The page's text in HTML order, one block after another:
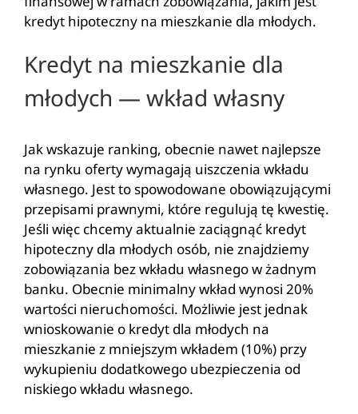
kredyt hipoteczny na mieszkanie dla młodych.
Kredyt na mieszkanie dla
młodych — wkład własny
Jak wskazuje ranking, obecnie nawet najlepsze
na rynku oferty wymagają uiszczenia wkładu
własnego. Jest to spowodowane obowiązującymi
przepisami prawnymi, które regulują tę kwestię.
Jeśli więc chcemy aktualnie zaciągnąć kredyt
hipoteczny dla młodych osób, nie znajdziemy
zobowiązania bez wkładu własnego w żadnym
banku. Obecnie minimalny wkład wynosi 20%
wartości nieruchomości. Możliwie jest jednak
wnioskowanie o kredyt dla młodych na
mieszkanie z mniejszym wkładem (10%) przy
wykupieniu dodatkowego ubezpieczenia od
niskiego wkładu własnego.